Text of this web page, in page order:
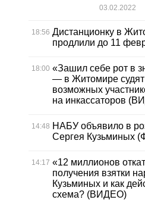
03.02.2022
18:56 Дистанционку в
продлили до 11
18:00 «Зашил себе рот в
— в Житомире судят
возможных
на инкассаторов
14:48 НАБУ объявило в
Сергея Кузьминых
14:17 «12 миллионов
получения взятки
Кузьминых и как
схема? (ВИДЕО)